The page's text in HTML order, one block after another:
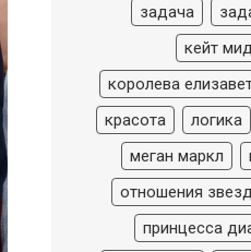
задача
кейт
королева
красота
логика
меган маркл
отношения звезд
принцесса